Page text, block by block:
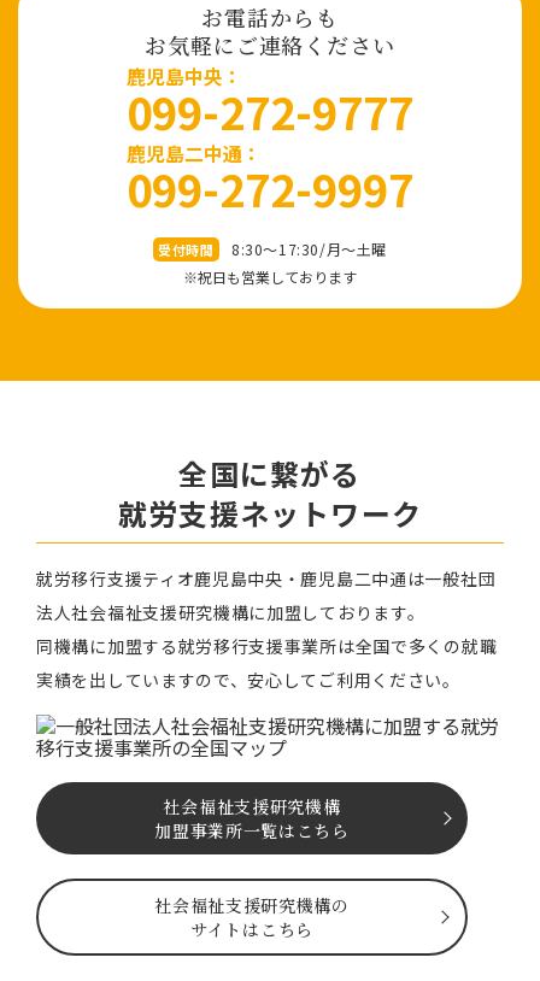
お電話からも
お気軽にご連絡ください
⿅児島中央：
099-272-9777
鹿児島二中通：
099-272-9997
受付時間
8:30～17:30/⽉〜⼟曜
※祝⽇も営業しております
全国に繋がる
就労⽀援ネットワーク
就労移⾏⽀援ティオ⿅児島中央・鹿児島二中通は⼀般社団
法⼈社会福祉⽀援研究機構に加盟しております。
同機構に加盟する就労移⾏⽀援事業所は全国で多くの就職
実績を出していますので、安⼼してご利⽤ください。
社会福祉⽀援研究機構
加盟事業所一覧はこちら
社会福祉⽀援研究機構の
サイトはこちら